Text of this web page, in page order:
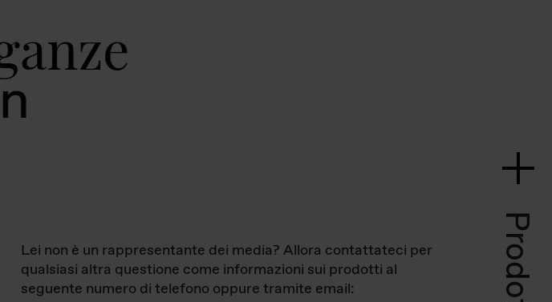
ganz
Prodotti
Lei non è un rappresentante dei media? Allora contattateci per
qualsiasi altra questione come informazioni sui prodotti al
seguente numero di telefono oppure tramite email: